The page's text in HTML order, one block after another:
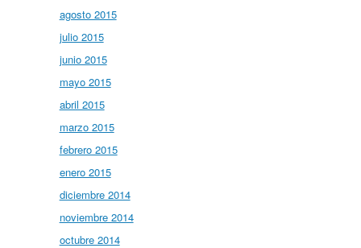
agosto 2015
julio 2015
junio 2015
mayo 2015
abril 2015
marzo 2015
febrero 2015
enero 2015
diciembre 2014
noviembre 2014
octubre 2014